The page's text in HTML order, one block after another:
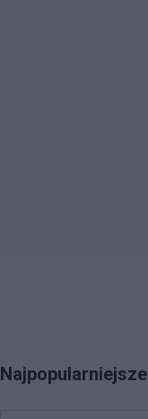
Najpopularniejsze